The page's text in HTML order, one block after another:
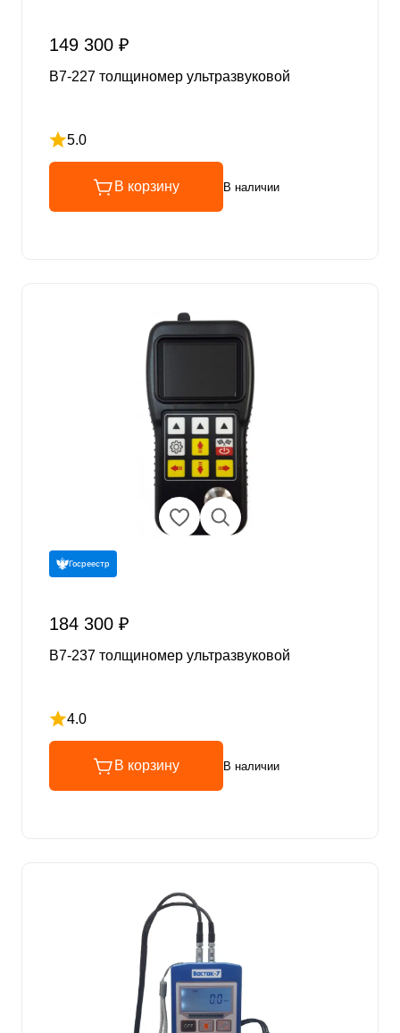
149 300 ₽
В7-227 толщиномер ультразвуковой
5.0
Рейтинг 5 из 5
В корзину В наличии
Госреестр
184 300 ₽
В7-237 толщиномер ультразвуковой
4.0
Рейтинг 4 из 5
В корзину В наличии